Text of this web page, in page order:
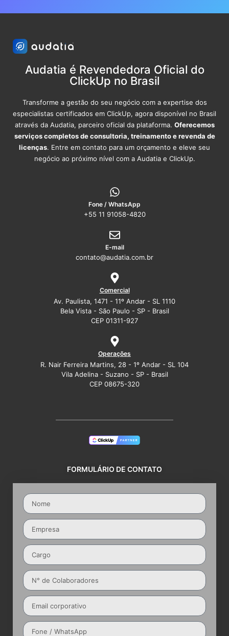
Audatia é Revendedora Oficial do
ClickUp no Brasil
Transforme a gestão do seu negócio com a expertise dos
especialistas certificados em ClickUp, agora disponível no Brasil
através da Audatia, parceiro oficial da plataforma. Oferecemos
serviços completos de consultoria, treinamento e revenda de
licenças. Entre em contato para um orçamento e eleve seu
negócio ao próximo nível com a Audatia e ClickUp.
Fone / WhatsApp
+55 11 91058-4820
E-mail
contato@audatia.com.br
Comercial
Av. Paulista, 1471 - 11º Andar - SL 1110
Bela Vista - São Paulo - SP - Brasil
CEP 01311-927
Operações
R. Nair Ferreira Martins, 28 - 1º Andar - SL 104
Vila Adelina - Suzano - SP - Brasil
CEP 08675-320
FORMULÁRIO DE CONTATO